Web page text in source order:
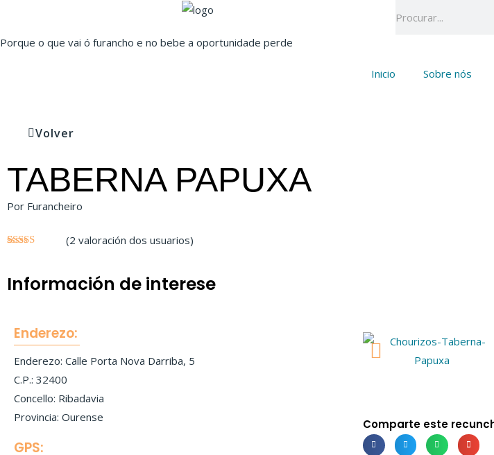
contido
Porque o que vai ó furancho e no bebe a oportunidade perde
Inicio Sobre nós
Volver
TABERNA PAPUXA
Por Furancheiro
baseado en
puntuacións
(2 valoración dos usuarios)
Información de interese
Enderezo:
Enderezo: Calle Porta Nova Darriba, 5
C.P.: 32400
Concello: Ribadavia
Provincia: Ourense
GPS:
Comparte este